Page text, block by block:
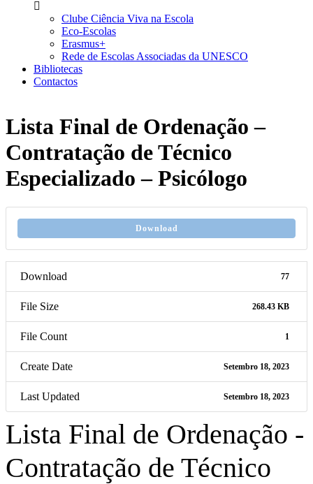
Clube Ciência Viva na Escola
Eco-Escolas
Erasmus+
Rede de Escolas Associadas da UNESCO
Bibliotecas
Contactos
Lista Final de Ordenação –
Contratação de Técnico
Especializado – Psicólogo
Download
Download 77
File Size 268.43 KB
File Count 1
Create Date Setembro 18, 2023
Last Updated Setembro 18, 2023
Lista Final de Ordenação -
Contratação de Técnico